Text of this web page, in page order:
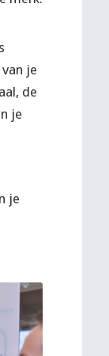
je
de
je
je